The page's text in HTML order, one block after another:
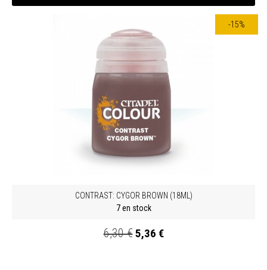
-15%
CONTRAST: CYGOR BROWN (18ML)
7 en stock
6,30 €5,36 €